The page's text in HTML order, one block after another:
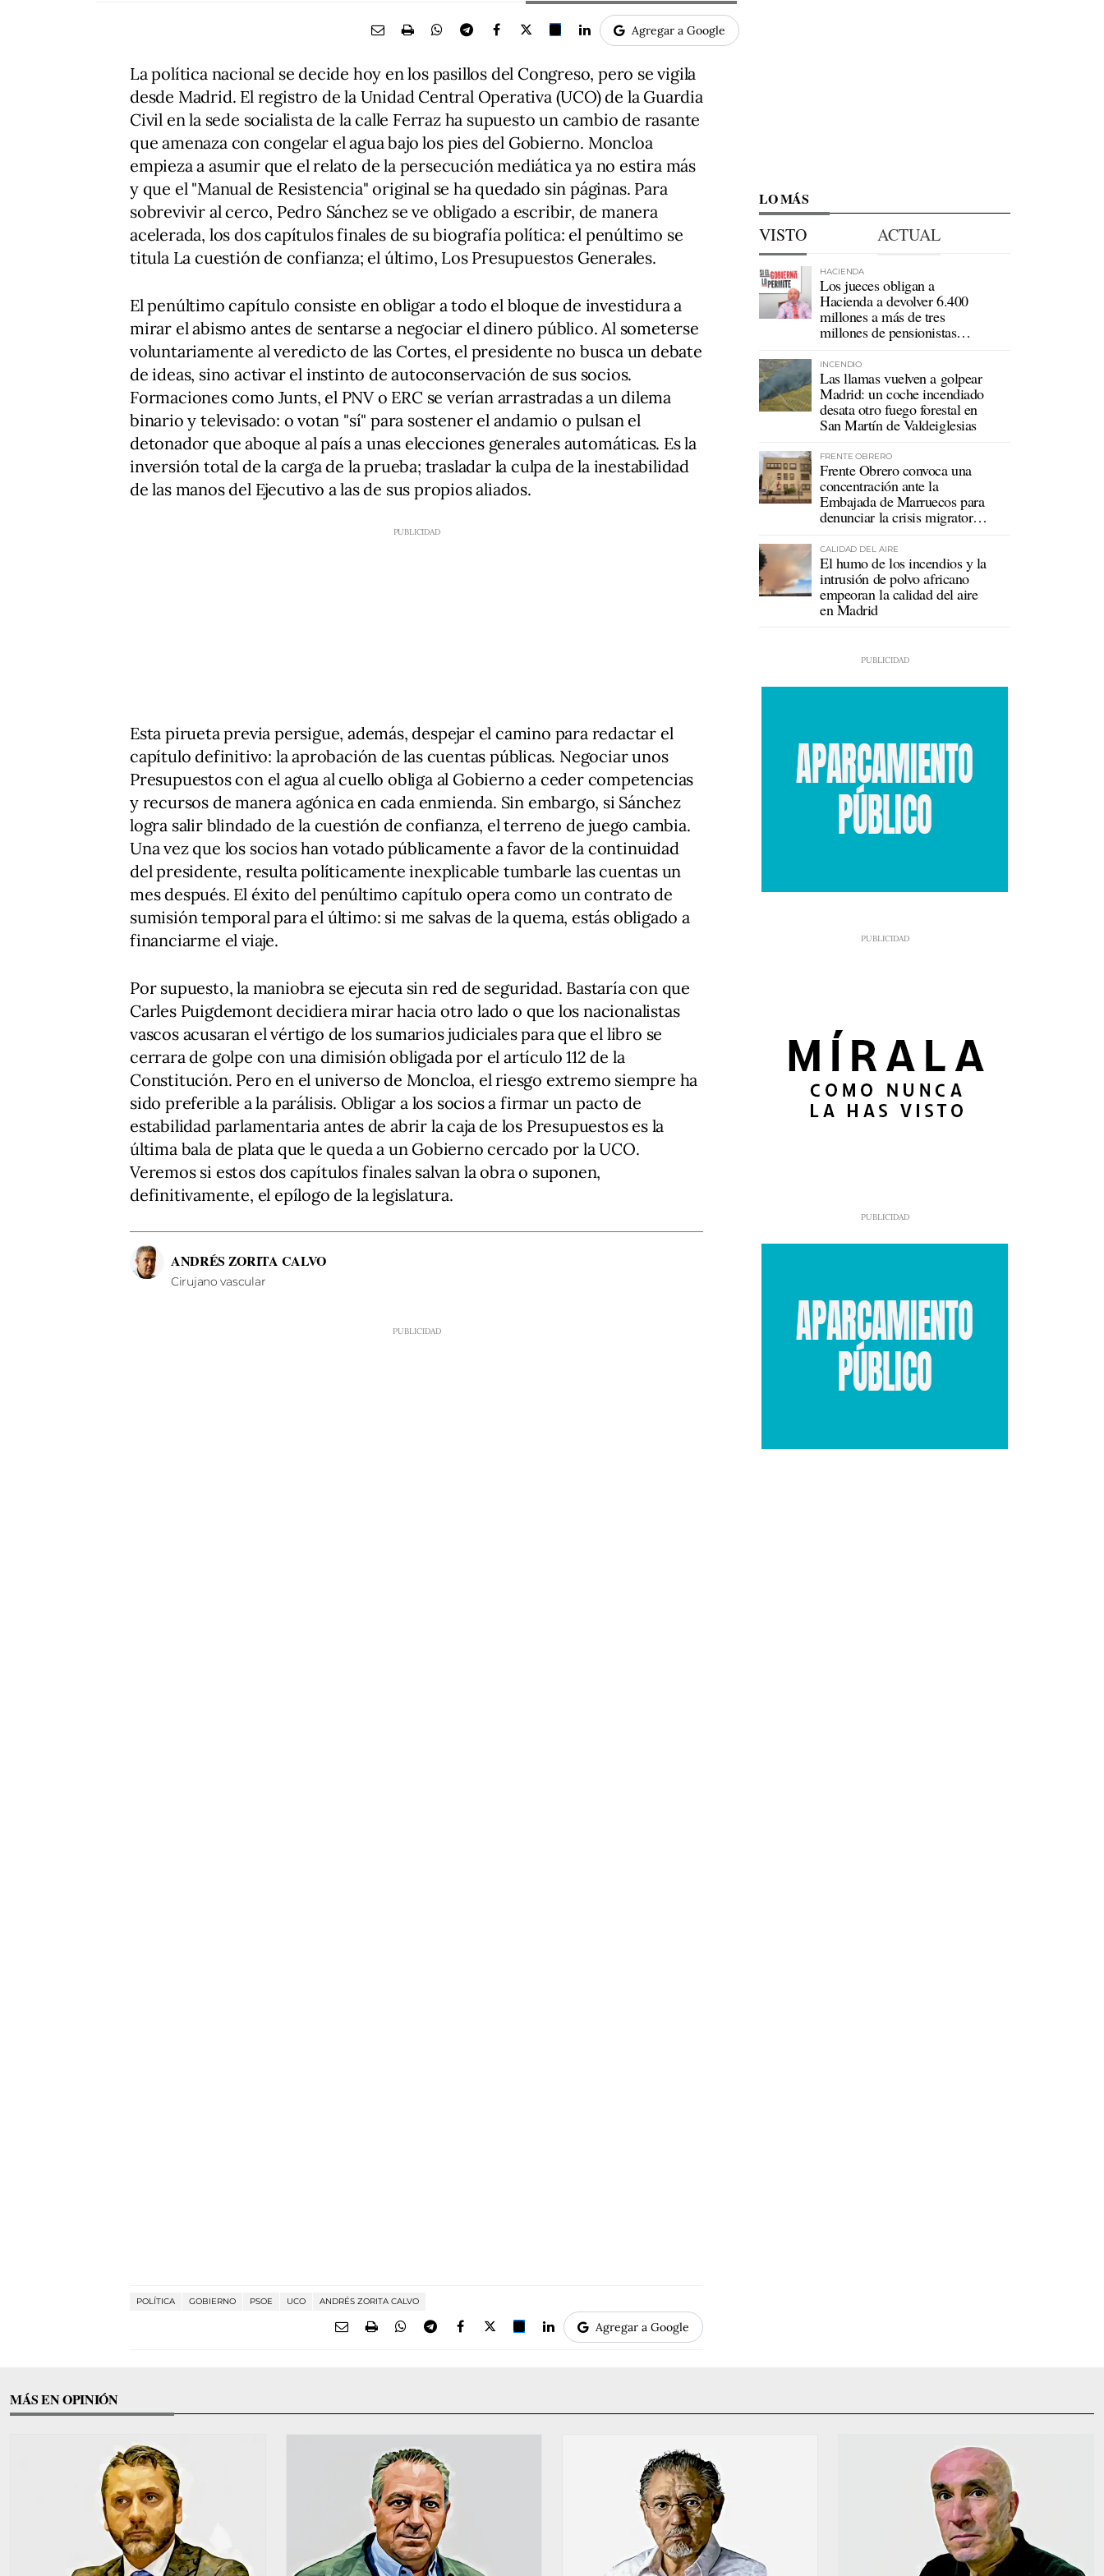
Agregar a Google
La política nacional se decide hoy en los pasillos del Congreso, pero se vigila
desde Madrid. El registro de la Unidad Central Operativa (UCO) de la Guardia
Civil en la sede socialista de la calle Ferraz ha supuesto un cambio de rasante
que amenaza con congelar el agua bajo los pies del Gobierno. Moncloa
empieza a asumir que el relato de la persecución mediática ya no estira más
y que el "Manual de Resistencia" original se ha quedado sin páginas. Para
sobrevivir al cerco, Pedro Sánchez se ve obligado a escribir, de manera
acelerada, los dos capítulos finales de su biografía política: el penúltimo se
titula La cuestión de confianza; el último, Los Presupuestos Generales.
El penúltimo capítulo consiste en obligar a todo el bloque de investidura a
mirar el abismo antes de sentarse a negociar el dinero público. Al someterse
voluntariamente al veredicto de las Cortes, el presidente no busca un debate
de ideas, sino activar el instinto de autoconservación de sus socios.
Formaciones como Junts, el PNV o ERC se verían arrastradas a un dilema
binario y televisado: o votan "sí" para sostener el andamio o pulsan el
detonador que aboque al país a unas elecciones generales automáticas. Es la
inversión total de la carga de la prueba; trasladar la culpa de la inestabilidad
de las manos del Ejecutivo a las de sus propios aliados.
Esta pirueta previa persigue, además, despejar el camino para redactar el
capítulo definitivo: la aprobación de las cuentas públicas. Negociar unos
Presupuestos con el agua al cuello obliga al Gobierno a ceder competencias
y recursos de manera agónica en cada enmienda. Sin embargo, si Sánchez
logra salir blindado de la cuestión de confianza, el terreno de juego cambia.
Una vez que los socios han votado públicamente a favor de la continuidad
del presidente, resulta políticamente inexplicable tumbarle las cuentas un
mes después. El éxito del penúltimo capítulo opera como un contrato de
sumisión temporal para el último: si me salvas de la quema, estás obligado a
financiarme el viaje.
Por supuesto, la maniobra se ejecuta sin red de seguridad. Bastaría con que
Carles Puigdemont decidiera mirar hacia otro lado o que los nacionalistas
vascos acusaran el vértigo de los sumarios judiciales para que el libro se
cerrara de golpe con una dimisión obligada por el artículo 112 de la
Constitución. Pero en el universo de Moncloa, el riesgo extremo siempre ha
sido preferible a la parálisis. Obligar a los socios a firmar un pacto de
estabilidad parlamentaria antes de abrir la caja de los Presupuestos es la
última bala de plata que le queda a un Gobierno cercado por la UCO.
Veremos si estos dos capítulos finales salvan la obra o suponen,
definitivamente, el epílogo de la legislatura.
ANDRÉS ZORITA CALVO
Cirujano vascular
POLÍTICA GOBIERNO PSOE UCO ANDRÉS ZORITA CALVO
Agregar a Google
LO MÁS
VISTO ACTUAL
HACIENDA
Los jueces obligan a
Hacienda a devolver 6.400
millones a más de tres
millones de pensionistas
INCENDIO
Las llamas vuelven a golpear
Madrid: un coche incendiado
desata otro fuego forestal en
San Martín de Valdeiglesias
FRENTE OBRERO
Frente Obrero convoca una
concentración ante la
Embajada de Marruecos para
denunciar la crisis migratoria
CALIDAD DEL AIRE
El humo de los incendios y la
intrusión de polvo africano
empeoran la calidad del aire
en Madrid
MÁS EN OPINIÓN